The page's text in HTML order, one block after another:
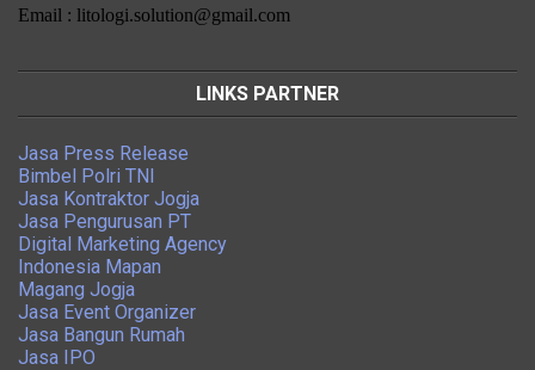
Email : litologi.solution@gmail.com
LINKS PARTNER
Jasa Press Release
Bimbel Polri TNI
Jasa Kontraktor Jogja
Jasa Pengurusan PT
Digital Marketing Agency
Indonesia Mapan
Magang Jogja
Jasa Event Organizer
Jasa Bangun Rumah
Jasa IPO